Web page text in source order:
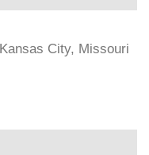
City, Missouri